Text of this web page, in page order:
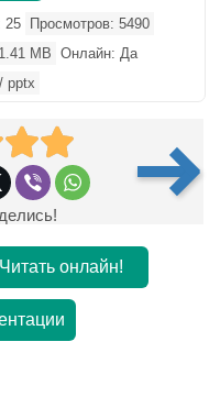
25
Просмотров: 5490
MB
Онлайн: Да
pptx
Читать онлайн!